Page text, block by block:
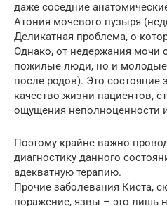
даже соседние
Атония мочевого пузыря
Деликатная проблема, о
Однако, от недержания мочи
пожилые люди, но и
после родов). Это состояние
качество жизни пациентов,
ощущения неполноценности
Поэтому крайне важно
диагностику данного
адекватную терапию.
Прочие заболевания Киста,
поражение, язвы – это лишь